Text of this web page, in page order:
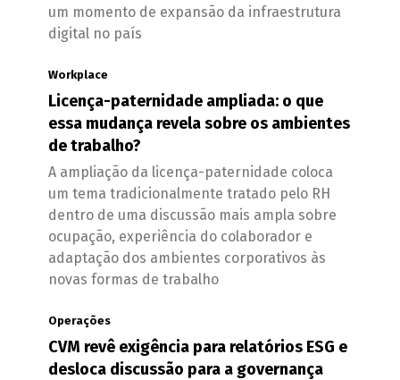
um momento de expansão da infraestrutura
digital no país
Workplace
Licença-paternidade ampliada: o que
essa mudança revela sobre os ambientes
de trabalho?
A ampliação da licença-paternidade coloca
um tema tradicionalmente tratado pelo RH
dentro de uma discussão mais ampla sobre
ocupação, experiência do colaborador e
adaptação dos ambientes corporativos às
novas formas de trabalho
Operações
CVM revê exigência para relatórios ESG e
desloca discussão para a governança